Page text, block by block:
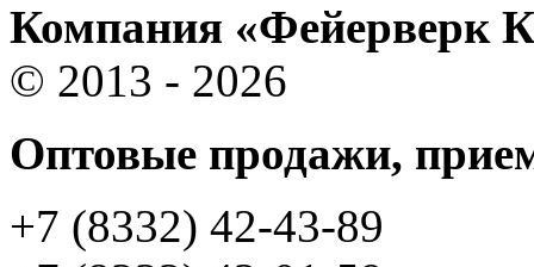
Компания «Фейерверк
© 2013 - 2026
Оптовые продажи,
+7 (8332) 42-43-89